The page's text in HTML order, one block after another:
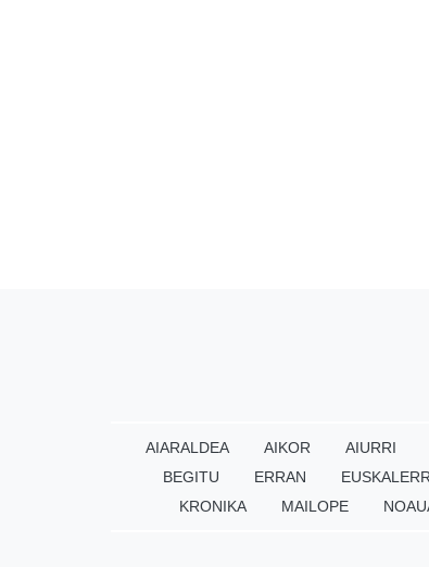
AIARALDEA AIKOR AIURRI
BEGITU
ERRAN
KRONIKA
MAILOPE